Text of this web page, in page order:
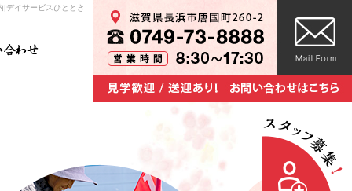
|デイサービスひととき